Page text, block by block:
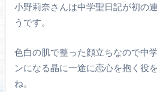
小野莉奈さんは中学聖日記が初の
うです。
色白の肌で整った顔立ちなので中
ンになる晶に一途に恋心を抱く役
ね。